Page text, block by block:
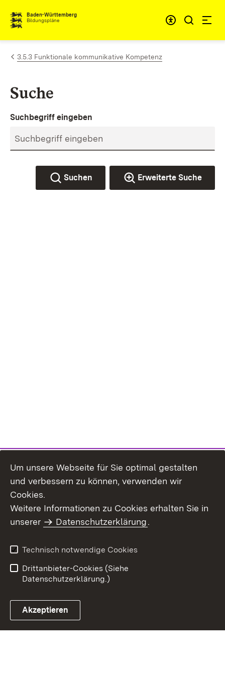
Zum Inhalt springen
Baden-Württemberg
Bildungspläne
3.5.3 Funktionale kommunikative Kompetenz
Suche
Suchbegriff eingeben
Suchen Erweiterte Suche
Um unsere Webseite für Sie optimal gestalten
und verbessern zu können, verwenden wir
Cookies.
Weitere Informationen zu Cookies erhalten Sie in
unserer
Datenschutzerklärung.
Technisch notwendige Cookies
Drittanbieter-Cookies (Siehe
Datenschutzerklärung.)
Akzeptieren